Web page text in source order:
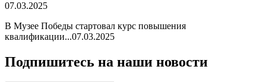
07.03.2025
В Музее Победы стартовал курс повышения
квалификации...07.03.2025
Подпишитесь на наши новости